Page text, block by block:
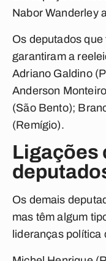
Nabor Wanderley
Os deputados
garantiram a
Adriano Galdino
Anderson
(São Bento);
(Remígio).
Ligações
Os demais
mas têm algum
lideranças